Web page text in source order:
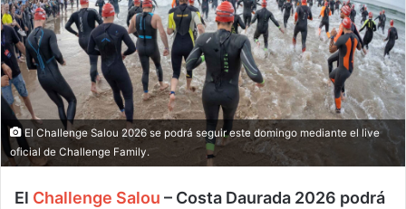
El Challenge Salou 2026 se podrá seguir este domingo mediante el live
oficial de Challenge Family.
El Challenge Salou – Costa Daurada 2026 podrá